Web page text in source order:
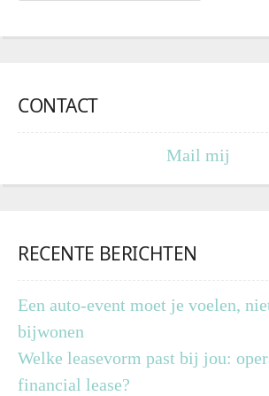
CONTACT
Mail mij
RECENTE BERICHTEN
Een auto-event moet je voelen,
bijwonen
Welke leasevorm past bij jou:
financial lease?